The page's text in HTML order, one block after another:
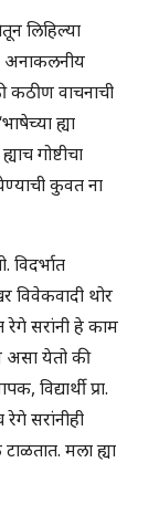
लिहिल्या
अनाकलनीय
कठीण वाचनाची
ह्या
गोष्टीचा
कुवत ना
विदर्भात
विवेकवादी थोर
रेगे सरांनी हे काम
येतो की
विद्यार्थी प्रा.
सरांनीही
मला ह्या